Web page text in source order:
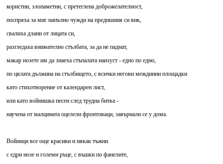
користни, злопаметни, с претеглена доброжелателност,
поспряха за миг напълно чужди на предишния си вик,
свалиха длани от лицата си,
разгледаха внимателно стълбата, за да не паднат,
макар нозете им да знаеха стъпалата наизуст - едно по едно,
по цялата дължина на стълбището, с всички негови междинни площадки
като стихотворение от календарен лист,
или като войнишка песен след трудна битка -
научена от малцината оцелели фронтоваци, завърнали се у дома.
Войници все още красиви и някак тъжни
с едри нозе и големи ръце, с въшки по фанелите,